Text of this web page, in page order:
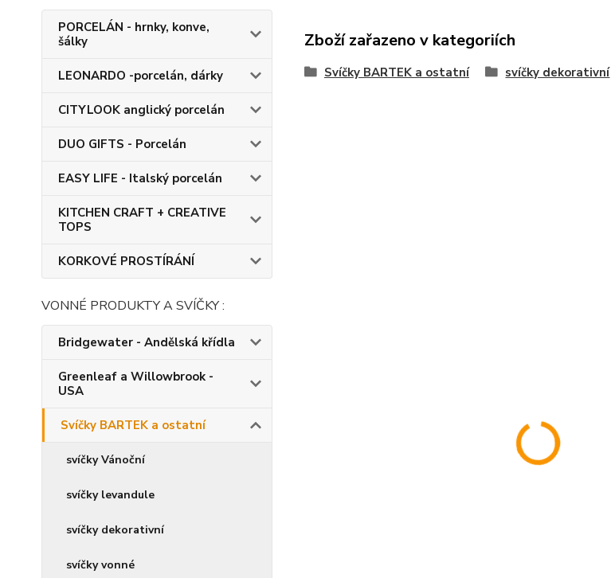
PORCELÁN - hrnky, konve,
šálky
LEONARDO -porcelán, dárky
CITYLOOK anglický porcelán
DUO GIFTS - Porcelán
EASY LIFE - Italský porcelán
KITCHEN CRAFT + CREATIVE
TOPS
KORKOVÉ PROSTÍRÁNÍ
VONNÉ PRODUKTY A SVÍČKY :
Bridgewater - Andělská křídla
Greenleaf a Willowbrook -
USA
Svíčky BARTEK a ostatní
svíčky Vánoční
svíčky levandule
svíčky dekorativní
svíčky vonné
Zboží zařazeno v kategoriích
Svíčky BARTEK a ostatní svíčky dekorativní